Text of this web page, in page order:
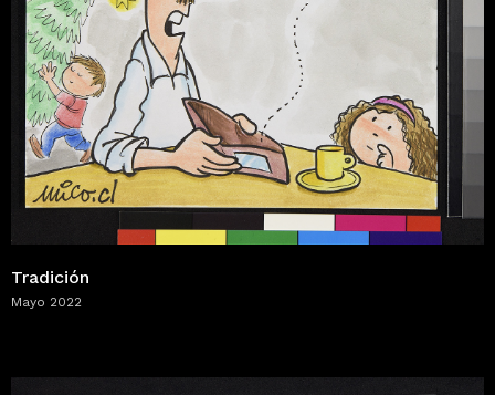
Tradición
Mayo 2022